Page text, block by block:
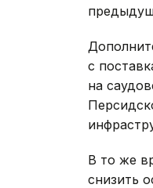
с
на
В то же
снизить